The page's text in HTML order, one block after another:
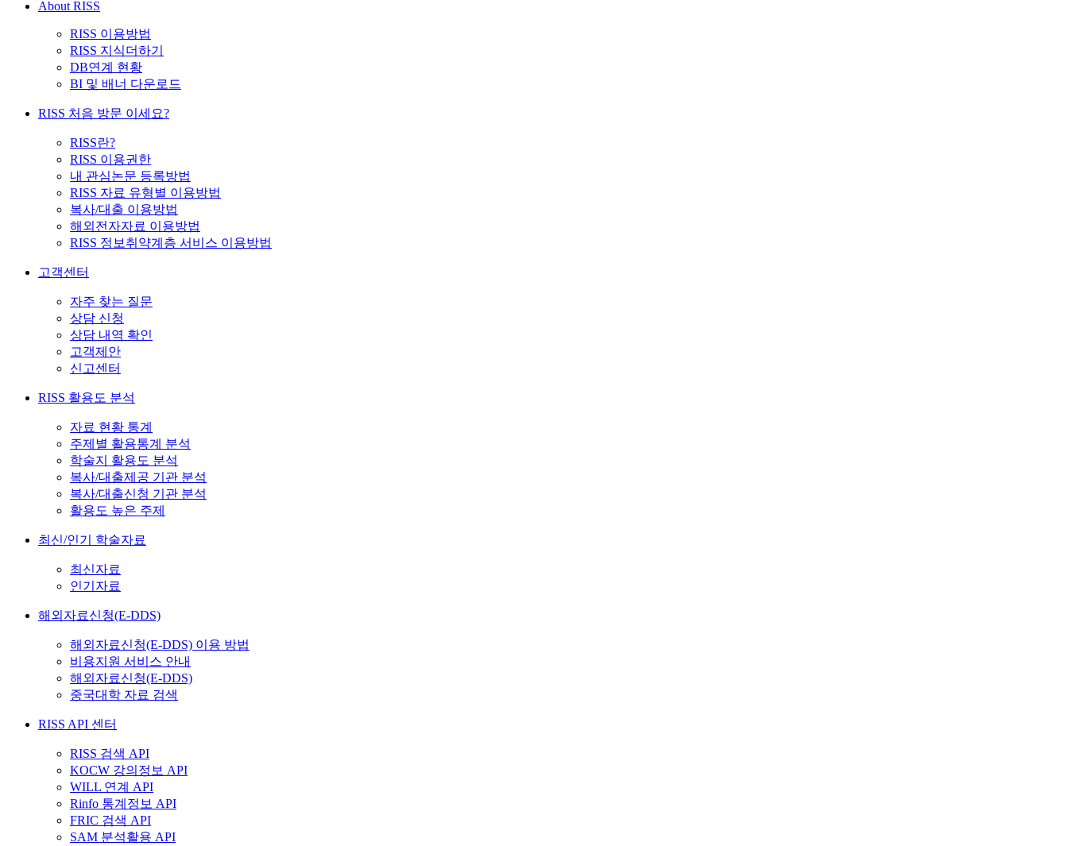
About RISS
RISS 이용방법
RISS 지식더하기
DB연계 현황
BI 및 배너 다운로드
RISS 처음 방문 이세요?
RISS란?
RISS 이용권한
내 관심논문 등록방법
RISS 자료 유형별 이용방법
복사/대출 이용방법
해외전자자료 이용방법
RISS 정보취약계층 서비스 이용방법
고객센터
자주 찾는 질문
상담 신청
상담 내역 확인
고객제안
신고센터
RISS 활용도 분석
자료 현황 통계
주제별 활용통계 분석
학술지 활용도 분석
복사/대출제공 기관 분석
복사/대출신청 기관 분석
활용도 높은 주제
최신/인기 학술자료
최신자료
인기자료
해외자료신청(E-DDS)
해외자료신청(E-DDS) 이용 방법
비용지원 서비스 안내
해외자료신청(E-DDS)
중국대학 자료 검색
RISS API 센터
RISS 검색 API
KOCW 강의정보 API
WILL 연계 API
Rinfo 통계정보 API
FRIC 검색 API
SAM 분석활용 API